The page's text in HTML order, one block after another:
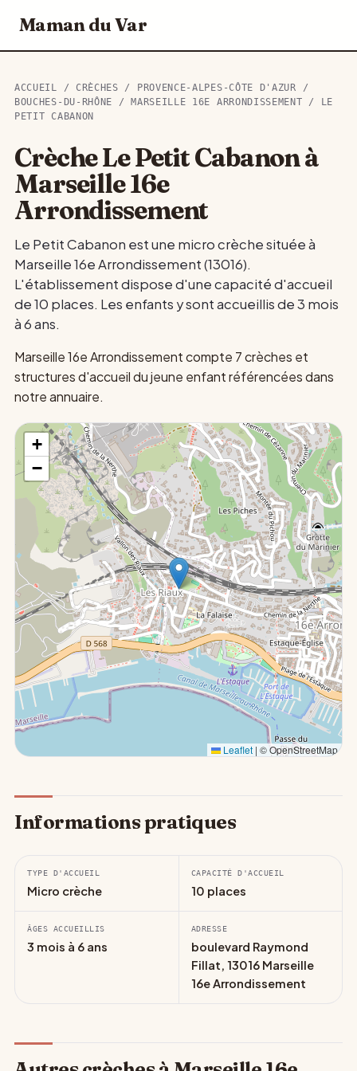
Maman du Var
ACCUEIL / CRÈCHES / PROVENCE-ALPES-CÔTE D'AZUR /
BOUCHES-DU-RHÔNE / MARSEILLE 16E ARRONDISSEMENT / LE
PETIT CABANON
Crèche Le Petit Cabanon à
Marseille 16e
Arrondissement
Le Petit Cabanon est une micro crèche située à
Marseille 16e Arrondissement (13016).
L'établissement dispose d'une capacité d'accueil
de 10 places. Les enfants y sont accueillis de 3 mois
à 6 ans.
Marseille 16e Arrondissement compte 7 crèches et
structures d'accueil du jeune enfant référencées dans
notre annuaire.
+
−
Leaflet | © OpenStreetMap
Informations pratiques
TYPE D'ACCUEIL
Micro crèche
CAPACITÉ D'ACCUEIL
10 places
ÂGES ACCUEILLIS
3 mois à 6 ans
ADRESSE
boulevard Raymond
Fillat, 13016 Marseille
16e Arrondissement